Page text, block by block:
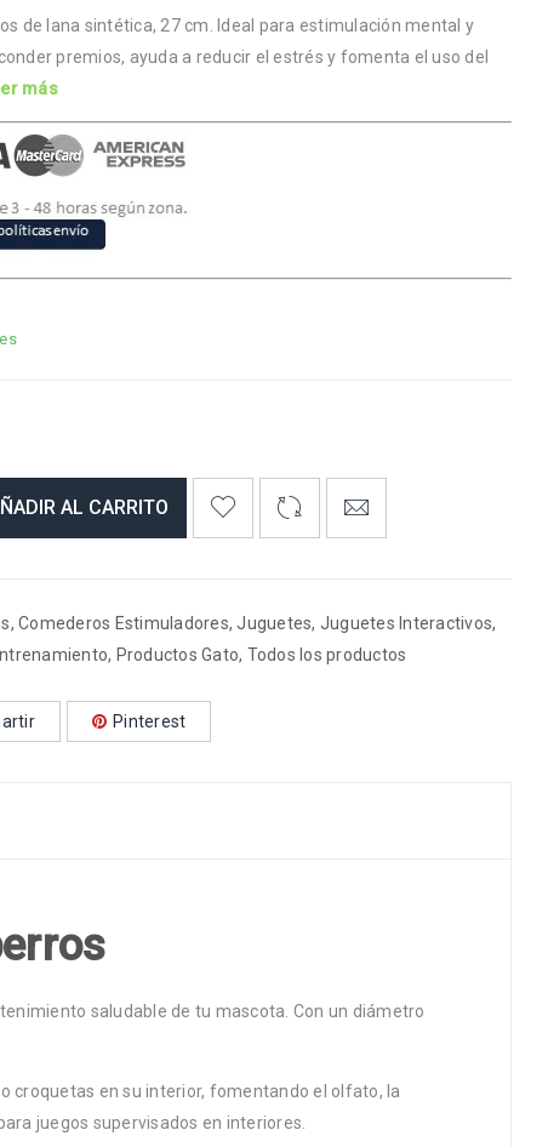
de lana sintética, 27 cm. Ideal para estimulación mental y
premios, ayuda a reducir el estrés y fomenta el uso del
más
AL CARRITO
,Comederos Estimuladores,Juguetes, Juguetes Interactivos,
, Productos Gato, Todos los productos
Pinterest
saludable de tu mascota. Con un diámetro
croquetas en su interior, fomentando el olfato, la
juegos supervisados en interiores.